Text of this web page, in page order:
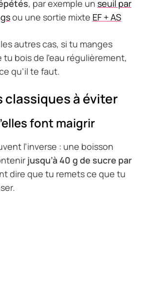
, par exemple un seuil par
ou une sortie mixte EF + AS
autres cas, si tu manges
bois de l’eau régulièrement,
qu’il te faut.
classiques à éviter
font maigrir
l’inverse : une boisson
jusqu’à 40 g de sucre par
dire que tu remets ce que tu